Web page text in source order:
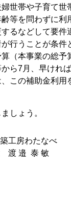
世帯や子育て
等を問わずに
るなどして要
行うことが条
（本事業の総
ら7月、早けれ
この補助金利
しょう。
工房わたなべ
渡 邉 泰 敏